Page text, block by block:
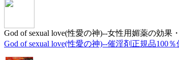
God of sexual love(性愛の神)--女性用媚薬の効
God of sexual love(性愛の神)--催淫剤正規品100％